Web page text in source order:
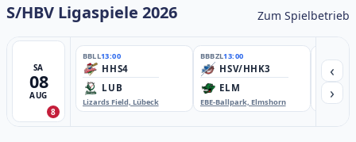
S/HBV Ligaspiele 2026 Zum Spielbetrieb
SA
08
AUG
8
BBLL13:00
HHS4
LUB
Lizards Field, Lübeck
BBBZL13:00
HSV/HHK3
ELM
EBE-Ballpark, Elmshorn
‹
›